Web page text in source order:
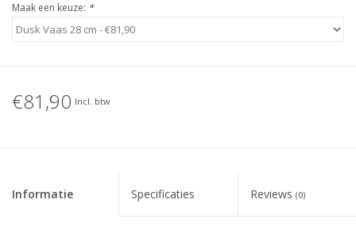
Maak een keuze: *
€81,90 Incl. btw
Informatie Specificaties Reviews (0)